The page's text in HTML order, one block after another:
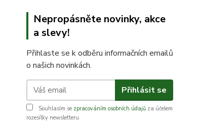
Nepropásněte novinky, akce
a slevy!
Přihlaste se k odběru informačních emailů
o našich novinkách.
Přihlásit se
Souhlasím se zpracováním osobních údajů za účelem
rozesílky newsletteru.